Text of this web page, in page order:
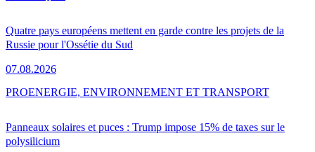
Quatre pays européens mettent en garde contre les projets de la
Russie pour l'Ossétie du Sud
07.08.2026
Panneaux solaires et puces : Trump impose 15% de taxes sur le
polysilicium
PROENERGIE, ENVIRONNEMENT ET TRANSPORT